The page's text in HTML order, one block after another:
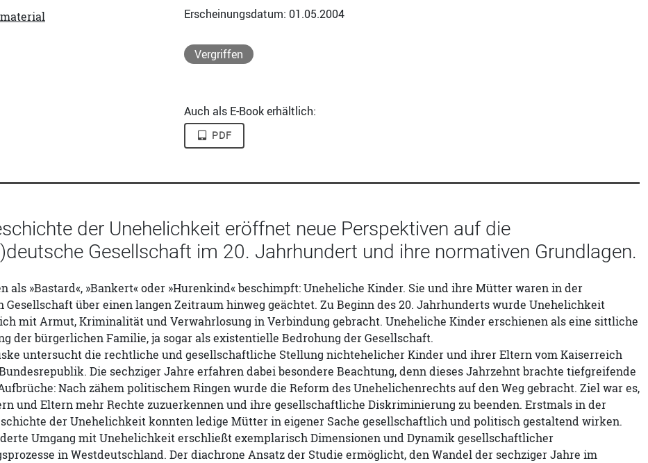
Erscheinungsdatum: 01.05.2004
Vergriffen
Auch als E-Book erhältlich:
PDF
der Unehelichkeit eröffnet neue Perspektiven auf die
Gesellschaft im 20. Jahrhundert und ihre normativen Grundlagen.
als »Bastard«, »Bankert« oder »Hurenkind« beschimpft: Uneheliche Kinder. Sie und ihre Mütter waren in der
Gesellschaft über einen langen Zeitraum hinweg geächtet. Zu Beginn des 20. Jahrhunderts wurde Unehelichkeit
mit Armut, Kriminalität und Verwahrlosung in Verbindung gebracht. Uneheliche Kinder erschienen als eine sittliche
der bürgerlichen Familie, ja sogar als existentielle Bedrohung der Gesellschaft.
untersucht die rechtliche und gesellschaftliche Stellung nichtehelicher Kinder und ihrer Eltern vom Kaiserreich
Die sechziger Jahre erfahren dabei besondere Beachtung, denn dieses Jahrzehnt brachte tiefgreifende
Nach zähem politischem Ringen wurde die Reform des Unehelichenrechts auf den Weg gebracht. Ziel war es,
und Eltern mehr Rechte zuzuerkennen und ihre gesellschaftliche Diskriminierung zu beenden. Erstmals in der
der Unehelichkeit konnten ledige Mütter in eigener Sache gesellschaftlich und politisch gestaltend wirken.
Umgang mit Unehelichkeit erschließt exemplarisch Dimensionen und Dynamik gesellschaftlicher
in Westdeutschland. Der diachrone Ansatz der Studie ermöglicht, den Wandel der sechziger Jahre im